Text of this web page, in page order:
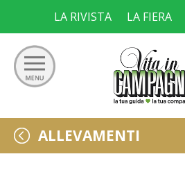
content
LA RIVISTA LA FIERA
Ricerca
per:
GIARDINO
ALLEVAMENTI